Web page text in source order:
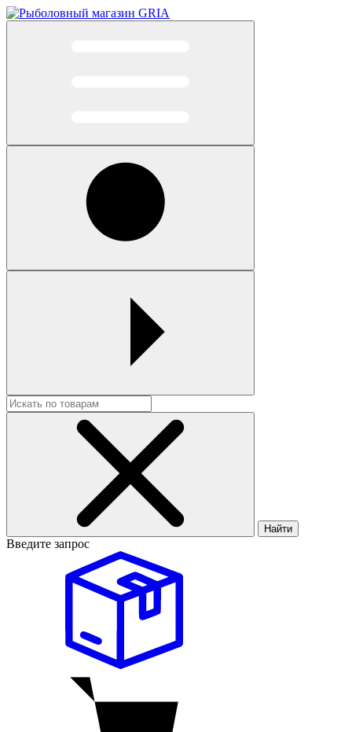
Найти
Введите запрос